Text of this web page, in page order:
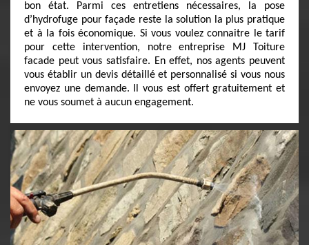
bon état. Parmi ces entretiens nécessaires, la pose
d’hydrofuge pour façade reste la solution la plus pratique
et à la fois économique. Si vous voulez connaitre le tarif
pour cette intervention, notre entreprise MJ Toiture
facade peut vous satisfaire. En effet, nos agents peuvent
vous établir un devis détaillé et personnalisé si vous nous
envoyez une demande. Il vous est offert gratuitement et
ne vous soumet à aucun engagement.